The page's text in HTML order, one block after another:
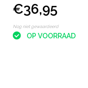
€36,95
Nog niet gewaardeerd
OP VOORRAAD